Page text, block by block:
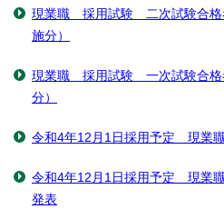
現業職 採用試験 二次試験合格
施分）
現業職 採用試験 一次試験合格
分）
令和4年12月1日採用予定 現業
令和4年12月1日採用予定 現業
発表